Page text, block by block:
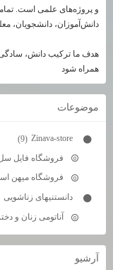
و پروژه‌های علمی است.
دانش‌آموزان، دانشجویان،
هدف ما ترکیب دانش،
همراه شود
موضوعات
(9)
فروشگاه فایل سل
فروشگاه میهن
دانستنیهای زناشویی (0)
آناتومی زنان و
آرشيو